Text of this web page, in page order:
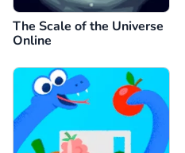
The Scale of the Universe
Online